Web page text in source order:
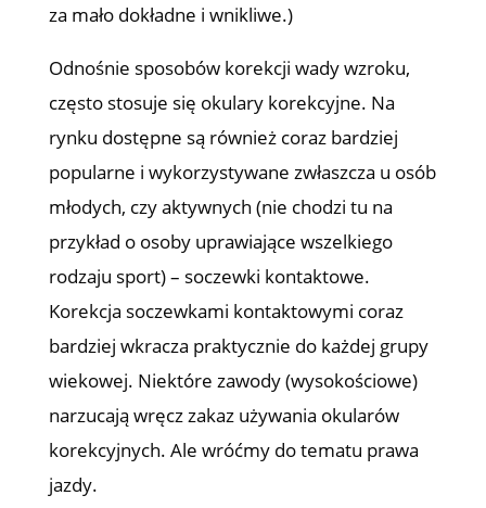
za mało dokładne i wnikliwe.)
Odnośnie sposobów korekcji wady wzroku,
często stosuje się okulary korekcyjne. Na
rynku dostępne są również coraz bardziej
popularne i wykorzystywane zwłaszcza u osób
młodych, czy aktywnych (nie chodzi tu na
przykład o osoby uprawiające wszelkiego
rodzaju sport) – soczewki kontaktowe.
Korekcja soczewkami kontaktowymi coraz
bardziej wkracza praktycznie do każdej grupy
wiekowej. Niektóre zawody (wysokościowe)
narzucają wręcz zakaz używania okularów
korekcyjnych. Ale wróćmy do tematu prawa
jazdy.